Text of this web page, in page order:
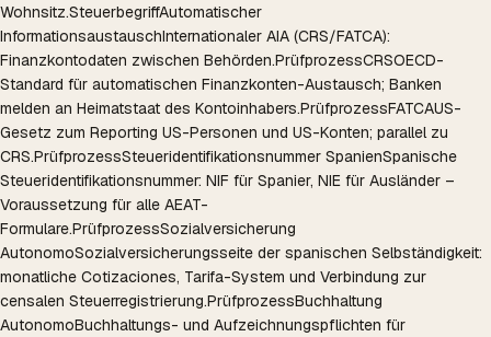
Wohnsitz.SteuerbegriffAutomatischer
InformationsaustauschInternationaler AIA (CRS/FATCA):
Finanzkontodaten zwischen Behörden.PrüfprozessCRSOECD-
Standard für automatischen Finanzkonten-Austausch; Banken
melden an Heimatstaat des Kontoinhabers.PrüfprozessFATCAUS-
Gesetz zum Reporting US-Personen und US-Konten; parallel zu
CRS.PrüfprozessSteueridentifikationsnummer SpanienSpanische
Steueridentifikationsnummer: NIF für Spanier, NIE für Ausländer –
Voraussetzung für alle AEAT-
Formulare.PrüfprozessSozialversicherung
AutonomoSozialversicherungsseite der spanischen Selbständigkeit:
monatliche Cotizaciones, Tarifa-System und Verbindung zur
censalen Steuerregistrierung.PrüfprozessBuchhaltung
AutonomoBuchhaltungs- und Aufzeichnungspflichten für